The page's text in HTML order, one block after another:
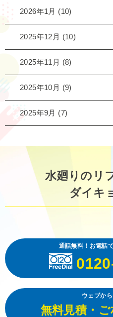
2026年1月 (10)
2025年12月 (10)
2025年11月 (8)
2025年10月 (9)
2025年9月 (7)
水廻りのリ
ダイキ
通話無料！お電話
ウェブか
無料見積・